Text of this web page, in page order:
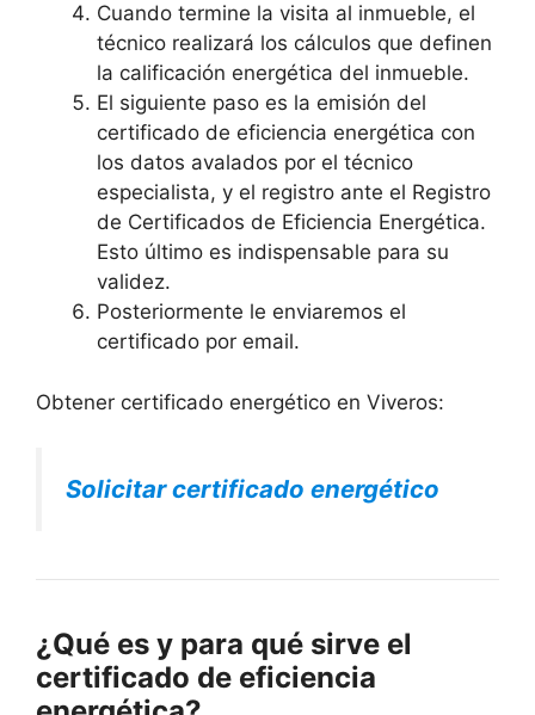
Cuando termine la visita al inmueble, el
técnico realizará los cálculos que definen
la calificación energética del inmueble.
El siguiente paso es la emisión del
certificado de eficiencia energética con
los datos avalados por el técnico
especialista, y el registro ante el Registro
de Certificados de Eficiencia Energética.
Esto último es indispensable para su
validez.
Posteriormente le enviaremos el
certificado por email.
Obtener certificado energético en Viveros:
Solicitar certificado energético
¿Qué es y para qué sirve el
certificado de eficiencia